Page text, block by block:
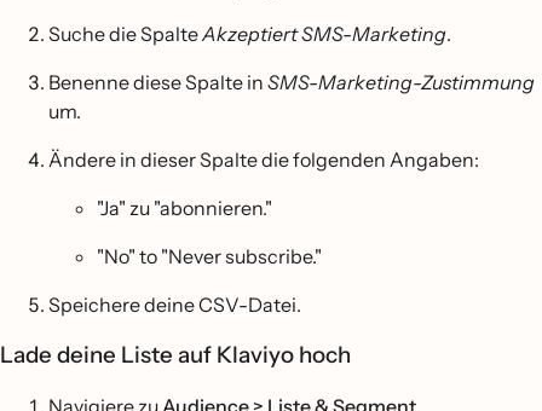
Suche die SpalteAkzeptiert SMS-Marketing.
Benenne diese Spalte in SMS-Marketing-Zustimmung
um.
Ändere in dieser Spalte die folgenden Angaben:
"Ja" zu "abonnieren."
"No" to "Never subscribe."
Speichere deine CSV-Datei.
Lade deine Liste auf Klaviyo hoch